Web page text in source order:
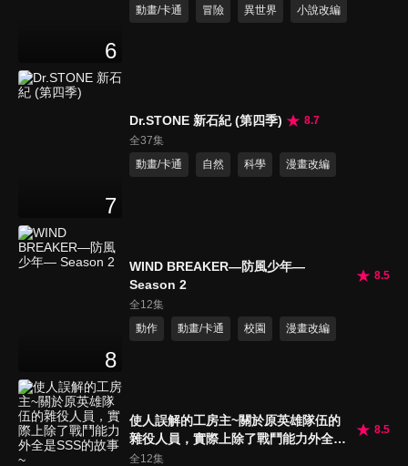
6
動畫/卡通
冒險 異世界 小說改編
7
Dr.STONE 新石紀 (第四季)
8.7
全37集
動畫/卡通
自然 科學 漫畫改編
8
WIND BREAKER—防風少年—
Season 2
8.5
全12集
動作
動畫/卡通 校園 漫畫改編
使人誤解的工房主~關於原英雄隊伍的
雜役人員，實際上除了戰鬥能力外全是
SSS的故事~
8.5
全12集